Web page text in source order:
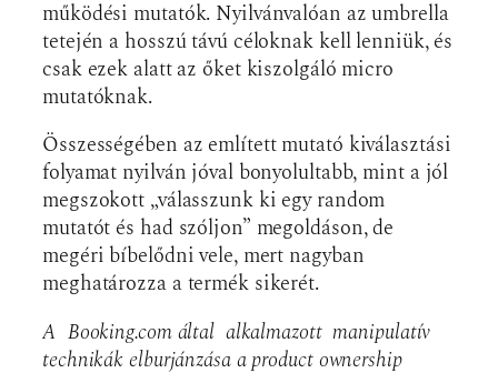
működési mutatók. Nyilvánvalóan az umbrella
tetején a hosszú távú céloknak kell lenniük, és
csak ezek alatt az őket kiszolgáló micro
mutatóknak.
Összességében az említett mutató kiválasztási
folyamat nyilván jóval bonyolultabb, mint a jól
megszokott „válasszunk ki egy random
mutatót és had szóljon” megoldáson, de
megéri bíbelődni vele, mert nagyban
meghatározza a termék sikerét.
A Booking.com által alkalmazott manipulatív
technikák elburjánzása a product ownership